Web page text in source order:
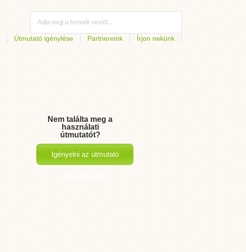
Útmutató igénylése Partnereink Írjon nekünk
Nem találta meg a
használati
útmutatót?
Igényelni az útmutató